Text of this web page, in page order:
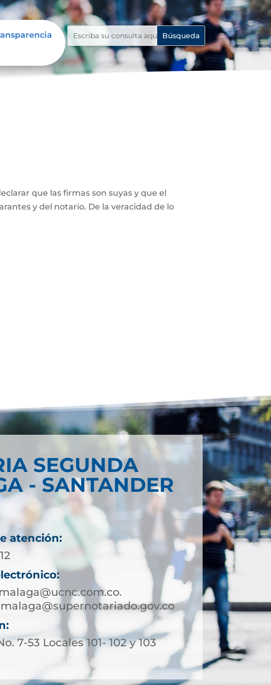
que las firmas son suyas y que el
y del notario. De la veracidad de lo
SEGUNDA
- SANTANDER
atención:
7-53 Locales 101- 102 y 103